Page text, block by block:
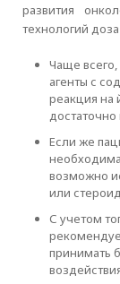
развития
технологий
Чаще всего,
агенты с
реакция на
достаточно
Если же
возможно
или
С учетом
принимать